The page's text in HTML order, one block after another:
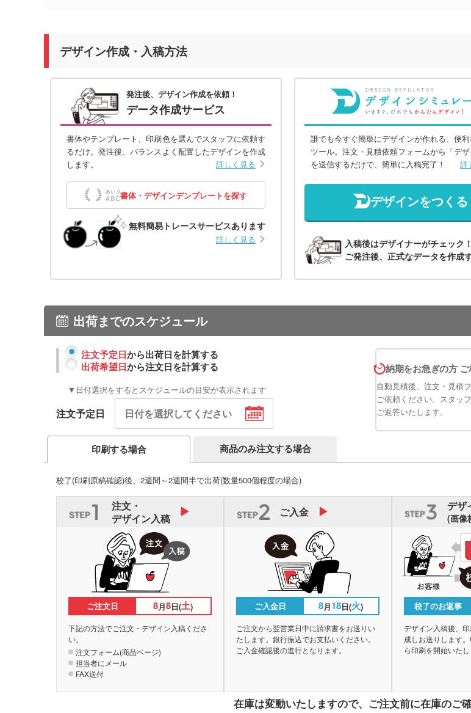
デザイン作成・入稿方法
発注後、デザイン作成を依頼！
データ作成サービス
書体やテンプレート、印刷色を選んでスタッフに依頼す
るだけ。発注後、バランスよく配置したデザインを作成
します。
詳しく見る
書体・デザインデンプレートを探す
無料簡易トレースサービスあります
詳しく見る
誰でも今すぐ簡単にデザインが作れる、便
ツール。注文・見積依頼フォームから「デザ
を送信するだけで、簡単に入稿完了！
詳
デザインをつくる
入稿後はデザイナーがチェック！
ご発注後、正式なデータを作成
出荷までのスケジュール
注文予定日から出荷日を計算する
出荷希望日から注文日を計算する
▼日付選択をするとスケジュールの目安が表示されます
注文予定日
納期をお急ぎの方
自動見積後、注文・見積
ご依頼ください。スタッ
ご返答いたします。
印刷する場合 商品のみ注文する場合
校了(印刷原稿確認)後、2週間～2週間半で出荷(数量500個程度の場合)
注文・
デザイン入稿
ご注文日 8月8日(土)
下記の方法でご注文・デザイン入稿くださ
い。
注文フォーム(商品ページ)
担当者にメール
FAX送付
ご入金
ご入金日 8月18日(火)
ご注文から翌営業日中に請求書をお送りい
たします。銀行振込でお支払いください。
ご入金確認後の進行となります。
デザ
(画像
校了のお返事
デザイン入稿後、
成しお送りします
ら印刷を開始いたし
在庫は変動いたしますので、 ご注文前に在庫のご